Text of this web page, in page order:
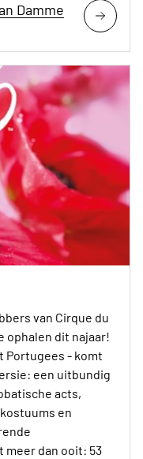
Damme
van Cirque du
ophalen dit najaar!
Portugees - komt
een uitbundig
acts,
en
meer dan ooit: 53